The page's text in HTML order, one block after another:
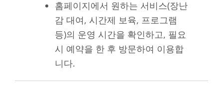
홈페이지에서 원하는 서비스(장난
감 대여, 시간제 보육, 프로그램
등)의 운영 시간을 확인하고, 필요
시 예약을 한 후 방문하여 이용합
니다.